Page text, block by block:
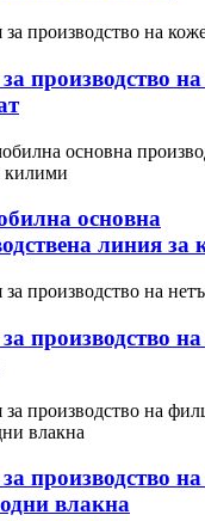
производство
основна
линия за
производство
производство
влакна